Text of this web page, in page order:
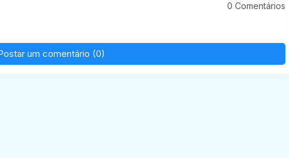
0 Comentários
um comentário (0)